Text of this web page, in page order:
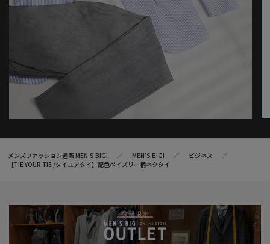
メンズファッション通販 MEN'S BIGI MEN’S BIGI
ビジネス
【TIE YOUR TIE /タイユアタイ】配色ペイズリー柄ネクタイ